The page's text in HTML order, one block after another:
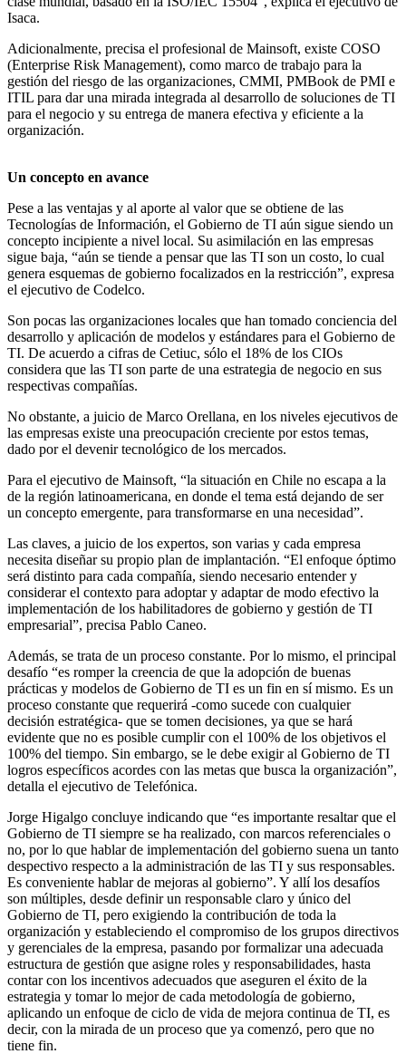
Isaca.
Adicionalmente, precisa el profesional de Mainsoft, existe COSO
(Enterprise Risk Management), como marco de trabajo para la
gestión del riesgo de las organizaciones, CMMI, PMBook de PMI e
ITIL para dar una mirada integrada al desarrollo de soluciones de TI
para el negocio y su entrega de manera efectiva y eficiente a la
organización.
Un concepto en avance
Pese a las ventajas y al aporte al valor que se obtiene de las
Tecnologías de Información, el Gobierno de TI aún sigue siendo un
concepto incipiente a nivel local. Su asimilación en las empresas
sigue baja, “aún se tiende a pensar que las TI son un costo, lo cual
genera esquemas de gobierno focalizados en la restricción”, expresa
el ejecutivo de Codelco.
Son pocas las organizaciones locales que han tomado conciencia del
desarrollo y aplicación de modelos y estándares para el Gobierno de
TI. De acuerdo a cifras de Cetiuc, sólo el 18% de los CIOs
considera que las TI son parte de una estrategia de negocio en sus
respectivas compañías.
No obstante, a juicio de Marco Orellana, en los niveles ejecutivos de
las empresas existe una preocupación creciente por estos temas,
dado por el devenir tecnológico de los mercados.
Para el ejecutivo de Mainsoft, “la situación en Chile no escapa a la
de la región latinoamericana, en donde el tema está dejando de ser
un concepto emergente, para transformarse en una necesidad”.
Las claves, a juicio de los expertos, son varias y cada empresa
necesita diseñar su propio plan de implantación. “El enfoque óptimo
será distinto para cada compañía, siendo necesario entender y
considerar el contexto para adoptar y adaptar de modo efectivo la
implementación de los habilitadores de gobierno y gestión de TI
empresarial”, precisa Pablo Caneo.
Además, se trata de un proceso constante. Por lo mismo, el principal
desafío “es romper la creencia de que la adopción de buenas
prácticas y modelos de Gobierno de TI es un fin en sí mismo. Es un
proceso constante que requerirá -como sucede con cualquier
decisión estratégica- que se tomen decisiones, ya que se hará
evidente que no es posible cumplir con el 100% de los objetivos el
100% del tiempo. Sin embargo, se le debe exigir al Gobierno de TI
logros específicos acordes con las metas que busca la organización”,
detalla el ejecutivo de Telefónica.
Jorge Higalgo concluye indicando que “es importante resaltar que el
Gobierno de TI siempre se ha realizado, con marcos referenciales o
no, por lo que hablar de implementación del gobierno suena un tanto
despectivo respecto a la administración de las TI y sus responsables.
Es conveniente hablar de mejoras al gobierno”. Y allí los desafíos
son múltiples, desde definir un responsable claro y único del
Gobierno de TI, pero exigiendo la contribución de toda la
organización y estableciendo el compromiso de los grupos directivos
y gerenciales de la empresa, pasando por formalizar una adecuada
estructura de gestión que asigne roles y responsabilidades, hasta
contar con los incentivos adecuados que aseguren el éxito de la
estrategia y tomar lo mejor de cada metodología de gobierno,
aplicando un enfoque de ciclo de vida de mejora continua de TI, es
decir, con la mirada de un proceso que ya comenzó, pero que no
tiene fin.